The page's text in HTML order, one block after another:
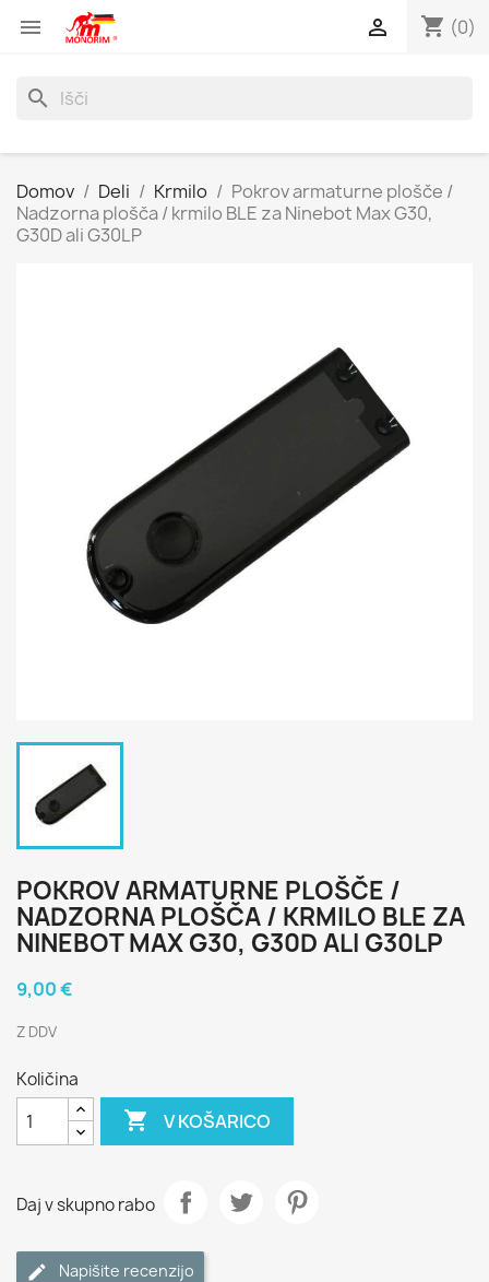
 shopping_cart (0)

search
Domov Deli Krmilo
Pokrov armaturne plošče /
Nadzorna plošča / krmilo BLE za Ninebot Max G30,
G30D ali G30LP
POKROV ARMATURNE PLOŠČE /
NADZORNA PLOŠČA / KRMILO BLE ZA
NINEBOT MAX G30, G30D ALI G30LP
9,00 €
Z DDV
Količina
 V KOŠARICO
Daj v skupno rabo
Napišite recenzijo